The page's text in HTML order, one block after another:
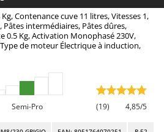
Électriques
sur roues
pour tracteurs
Contenance cuve 11 litres, Vitesses 1,
intermédiaires, Pâtes dûres,
0.5 Kg, Activation Monophasé 230V,
de moteur Électrique à induction,
Semi-Pro (19) 4,85/5